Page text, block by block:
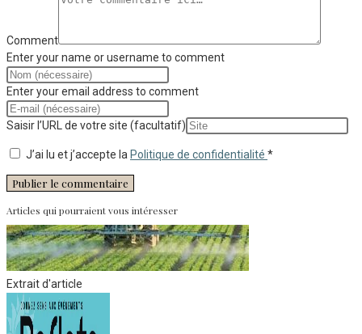
Comment
Enter your name or username to comment
Enter your email address to comment
Saisir l’URL de votre site (facultatif)
J’ai lu et j’accepte la Politique de confidentialité *
Articles qui pourraient vous intéresser
Extrait d'article